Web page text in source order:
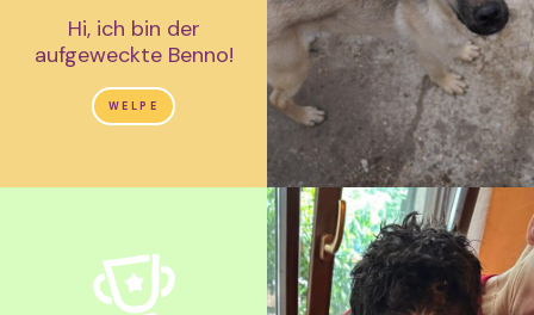
Hi, ich bin der
aufgeweckte Benno!
WELPE